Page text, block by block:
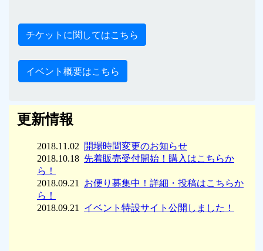
チケットに関してはこちら
イベント概要はこちら